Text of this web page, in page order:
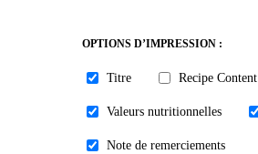
OPTIONS D’IMPRESSION :
Titre Recipe Content
Valeurs nutritionnelles
Note de remerciements